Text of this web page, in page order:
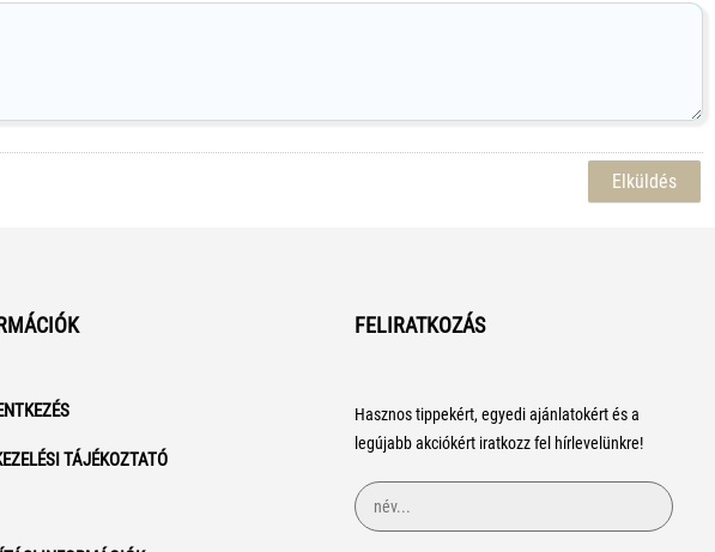
TÁJÉKOZTATÓ
FELIRATKOZÁS
Hasznos tippekért, egyedi ajánlatokért és a
legújabb akciókért iratkozz fel hírlevelünkre!